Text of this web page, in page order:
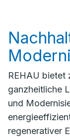
REHAU bietet
ganzheitliche
und
regenerativer